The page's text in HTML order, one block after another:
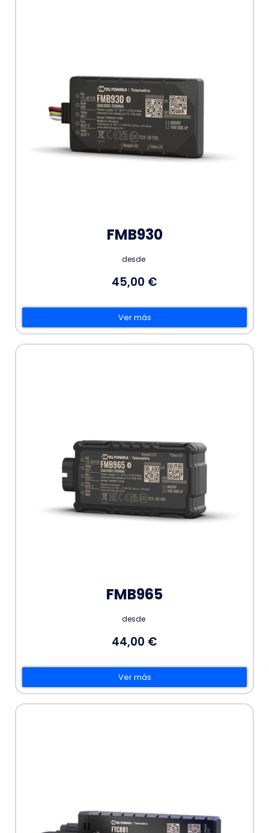
FMB930
desde
45,00 €
Ver más
FMB965
desde
44,00 €
Ver más